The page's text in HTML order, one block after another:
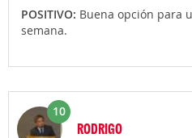
POSITIVO: Buena opción para
semana.
10
RODRIGO